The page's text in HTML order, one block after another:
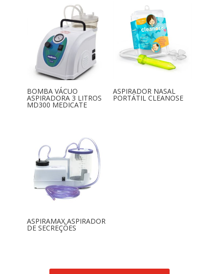
BOMBA VÁCUO
ASPIRADORA 3 LITROS
MD300 MEDICATE
ASPIRADOR NASAL
PORTÁTIL CLEANOSE
ASPIRAMAX ASPIRADOR
DE SECREÇÕES